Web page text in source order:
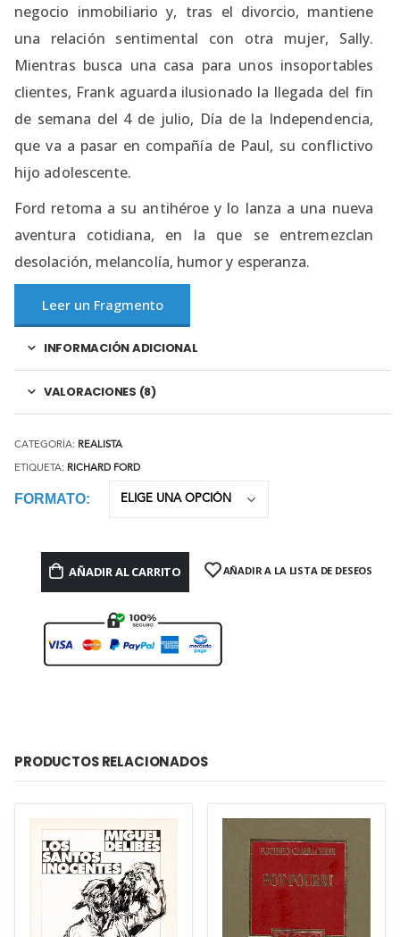
negocio inmobiliario y, tras el divorcio, mantiene
una relación sentimental con otra mujer, Sally.
Mientras busca una casa para unos insoportables
clientes, Frank aguarda ilusionado la llegada del fin
de semana del 4 de julio, Día de la Independencia,
que va a pasar en compañía de Paul, su conflictivo
hijo adolescente.
Ford retoma a su antihéroe y lo lanza a una nueva
aventura cotidiana, en la que se entremezclan
desolación, melancolía, humor y esperanza.
Leer un Fragmento
INFORMACIÓN ADICIONAL
VALORACIONES (8)
CATEGORÍA: REALISTA
ETIQUETA: RICHARD FORD
FORMATO
AÑADIR AL CARRITO AÑADIR A LA LISTA DE DESEOS
PRODUCTOS RELACIONADOS